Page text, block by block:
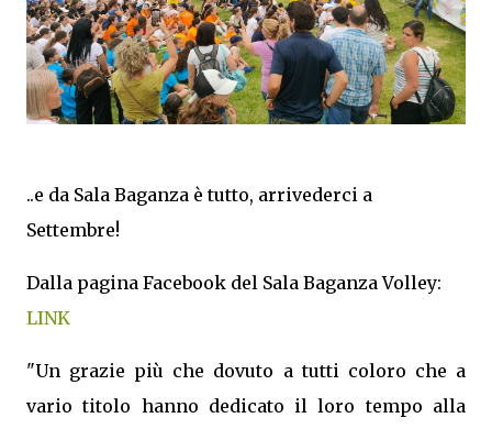
..e da Sala Baganza è tutto, arrivederci a
Settembre!
Dalla pagina Facebook del Sala Baganza Volley:
LINK
"Un grazie più che dovuto a tutti coloro che a
vario titolo hanno dedicato il loro tempo alla